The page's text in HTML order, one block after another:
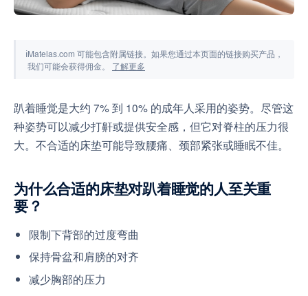
ℹMatelas.com 可能包含附属链接。如果您通过本页面的链接购买产品，
我们可能会获得佣金。 了解更多
趴着睡觉是大约 7% 到 10% 的成年人采用的姿势。尽管这
种姿势可以减少打鼾或提供安全感，但它对脊柱的压力很
大。不合适的床垫可能导致腰痛、颈部紧张或睡眠不佳。
为什么合适的床垫对趴着睡觉的人至关重
要？
限制下背部的过度弯曲
保持骨盆和肩膀的对齐
减少胸部的压力